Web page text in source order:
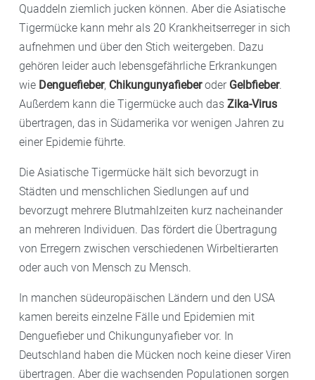
Quaddeln ziemlich jucken können. Aber die Asiatische
Tigermücke kann mehr als 20 Krankheitserreger in sich
aufnehmen und über den Stich weitergeben. Dazu
gehören leider auch lebensgefährliche Erkrankungen
wie Denguefieber, Chikungunyafieberoder Gelbfieber.
Außerdem kann die Tigermücke auch das Zika-Virus
übertragen, das in Südamerika vor wenigen Jahren zu
einer Epidemie führte.
Die Asiatische Tigermücke hält sich bevorzugt in
Städten und menschlichen Siedlungen auf und
bevorzugt mehrere Blutmahlzeiten kurz nacheinander
an mehreren Individuen. Das fördert die Übertragung
von Erregern zwischen verschiedenen Wirbeltierarten
oder auch von Mensch zu Mensch.
In manchen südeuropäischen Ländern und den USA
kamen bereits einzelne Fälle und Epidemien mit
Denguefieber und Chikungunyafieber vor. In
Deutschland haben die Mücken noch keine dieser Viren
übertragen. Aber die wachsenden Populationen sorgen